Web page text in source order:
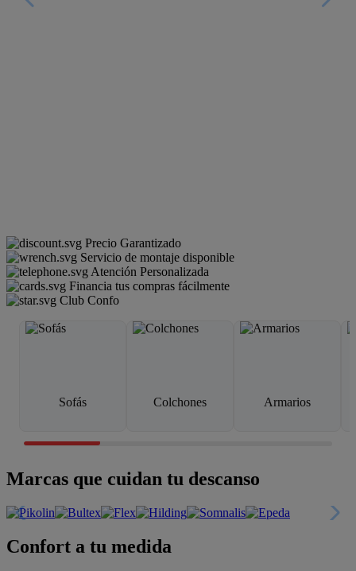
Precio Garantizado
Servicio de montaje disponible
Atención Personalizada
Financia tus compras fácilmente
Club Confo
Sofás Colchones Armarios
Marcas que cuidan tu descanso
Confort a tu medida